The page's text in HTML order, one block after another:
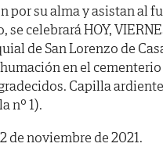
por su alma y asistan al
se celebrará HOY,
de San Lorenzo de
en el
Capilla
nº 1).
de noviembre de 2021.